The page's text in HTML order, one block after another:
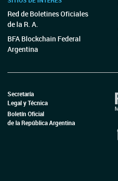
Red de Boletines Oficiales
de la R. A.
BFA Blockchain Federal
Argentina
Secretaría
Legal y Técnica
Boletín Oficial
de la República Argentina